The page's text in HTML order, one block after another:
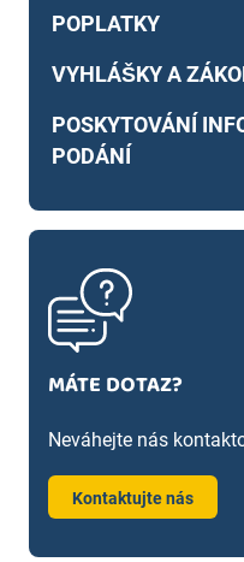
POPLATKY
VYHLÁŠKY A
POSKYTOVÁNÍ
PODÁNÍ
MÁTE DOTAZ?
Neváhejte nás
Kontaktujte nás